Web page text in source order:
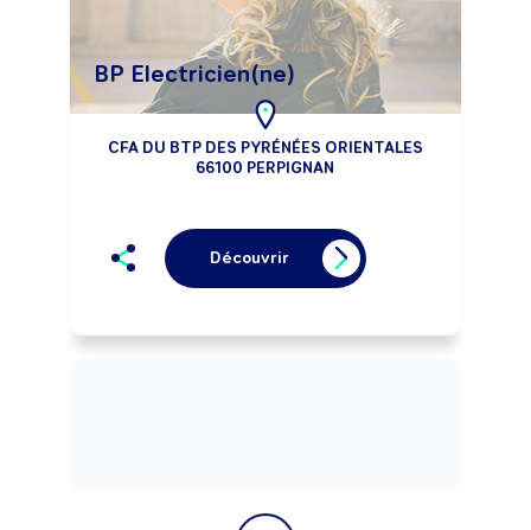
BP Electricien(ne)
CFA DU BTP DES PYRÉNÉES ORIENTALES
66100 PERPIGNAN
Découvrir